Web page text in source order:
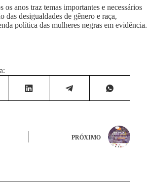
os anos traz temas importantes e necessários
das desigualdades de gênero e raça,
política das mulheres negras em evidência.
PRÓXIMO